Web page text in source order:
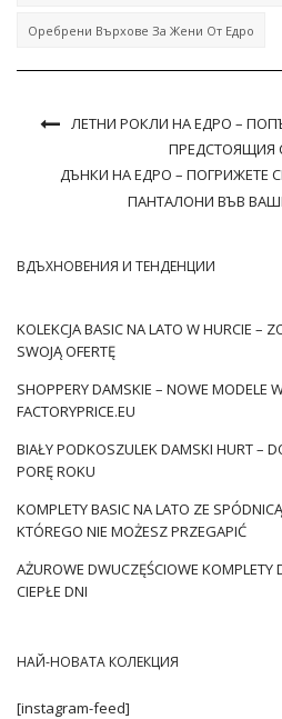
Оребрени Върхове За Жени От Едро
ЛЕТНИ РОКЛИ НА ЕДРО –
ПРЕДСТОЯЩИЯ
ДЪНКИ НА ЕДРО – ПОГРИЖЕТЕ
ПАНТАЛОНИ ВЪВ
ВДЪХНОВЕНИЯ И ТЕНДЕНЦИИ
KOLEKCJA BASIC NA LATO W HURCIE –
SWOJĄ OFERTĘ
SHOPPERY DAMSKIE – NOWE MODELE
FACTORYPRICE.EU
BIAŁY PODKOSZULEK DAMSKI HURT –
PORĘ ROKU
KOMPLETY BASIC NA LATO ZE
KTÓREGO NIE MOŻESZ PRZEGAPIĆ
AŻUROWE DWUCZĘŚCIOWE KOMPLETY
CIEPŁE DNI
НАЙ-НОВАТА КОЛЕКЦИЯ
[instagram-feed]